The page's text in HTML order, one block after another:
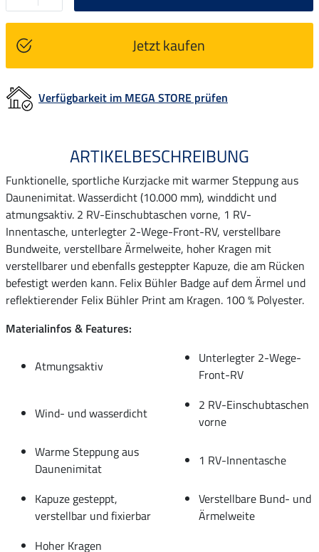
Jetzt kaufen
Verfügbarkeit im MEGA STORE prüfen
ARTIKELBESCHREIBUNG
Funktionelle, sportliche Kurzjacke mit warmer Steppung aus
Daunenimitat. Wasserdicht (10.000 mm), winddicht und
atmungsaktiv. 2 RV-Einschubtaschen vorne, 1 RV-
Innentasche, unterlegter 2-Wege-Front-RV, verstellbare
Bundweite, verstellbare Ärmelweite, hoher Kragen mit
verstellbarer und ebenfalls gesteppter Kapuze, die am Rücken
befestigt werden kann. Felix Bühler Badge auf dem Ärmel und
reflektierender Felix Bühler Print am Kragen. 100 % Polyester.
Materialinfos & Features:
Atmungsaktiv
Unterlegter 2-Wege-
Front-RV
Wind- und wasserdicht
2 RV-Einschubtaschen
vorne
Warme Steppung aus
Daunenimitat
1 RV-Innentasche
Kapuze gesteppt,
verstellbar und fixierbar
Verstellbare Bund- und
Ärmelweite
Hoher Kragen